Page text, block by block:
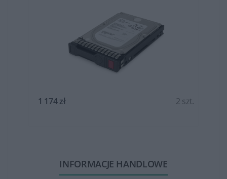
1 174 zł 2 szt.
INFORMACJE HANDLOWE